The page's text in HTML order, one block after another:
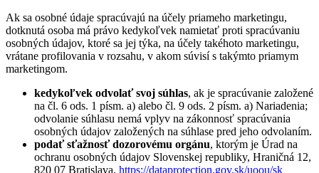
Ak sa osobné údaje spracúvajú na účely priameho marketingu,
dotknutá osoba má právo kedykoľvek namietať proti spracúvaniu
osobných údajov, ktoré sa jej týka, na účely takéhoto marketingu,
vrátane profilovania v rozsahu, v akom súvisí s takýmto priamym
marketingom.
kedykoľvek odvolať svoj súhlas, ak je spracúvanie založené
na čl. 6 ods. 1 písm. a) alebo čl. 9 ods. 2 písm. a) Nariadenia;
odvolanie súhlasu nemá vplyv na zákonnosť spracúvania
osobných údajov založených na súhlase pred jeho odvolaním.
podať sťažnosť dozorovému orgánu, ktorým je Úrad na
ochranu osobných údajov Slovenskej republiky, Hraničná 12,
820 07 Bratislava, https://dataprotection.gov.sk/uoou/sk